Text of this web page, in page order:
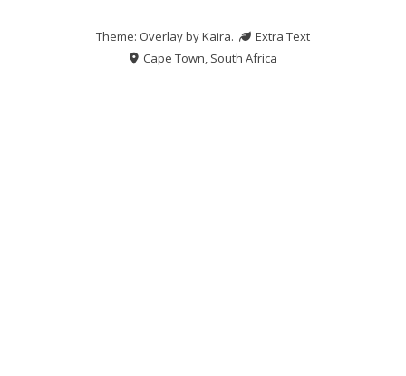
Theme: Overlay byKaira.
Extra Text
Cape Town, South Africa